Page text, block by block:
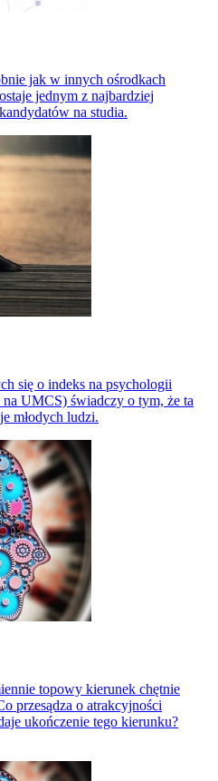
jak w innych ośrodkach
jednym z najbardziej
na studia.
się o indeks na psychologii
UMCS) świadczy o tym, że ta
młodych ludzi.
topowy kierunek chętnie
przesądza o atrakcyjności
ukończenie tego kierunku?